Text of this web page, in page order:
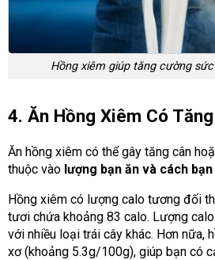
Hồng xiêm giúp tăng cường
4. Ăn Hồng Xiêm Có
Ăn hồng xiêm có thể gây tăng cân
thuộc vào lượng bạn ăn và cách
Hồng xiêm có lượng calo tương đối
tươi chứa khoảng 83 calo. Lượng
với nhiều loại trái cây khác. Hơn nữa,
xơ (khoảng 5.3g/100g), giúp bạn có